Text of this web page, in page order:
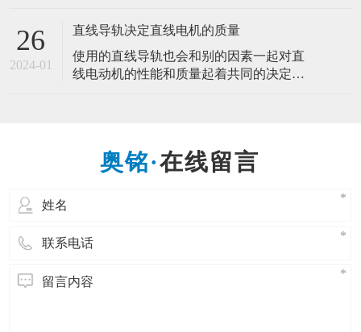
业的高速化、高精度化、环保省能源化发
动支承，直线导轨副一般由导轨、滑块、
反向器、滚动体和坚持器等组成。能以滑
26
2024-01
直线导轨决定直线电机的质量
使用的直线导轨也会和别的因素一起对直
线电动机的性能和质量起着共同的决定性
的调节精度并精确的定位。直线电动机的
在线留言